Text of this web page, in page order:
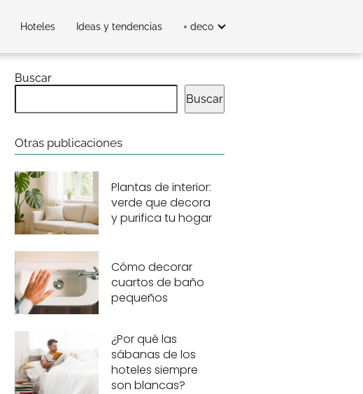
Hoteles Ideas y tendencias + deco
Buscar
Buscar
Otras publicaciones
Plantas de interior:
verde que decora
y purifica tu hogar
Cómo decorar
cuartos de baño
pequeños
¿Por qué las
sábanas de los
hoteles siempre
son blancas?